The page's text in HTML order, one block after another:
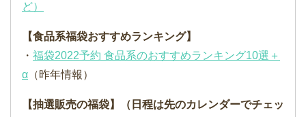
ど）
【食品系福袋おすすめランキング】
・ 福袋2022予約 食品系のおすすめランキング10選＋
α （昨年情報）
【抽選販売の福袋】（日程は先のカレンダーでチェッ